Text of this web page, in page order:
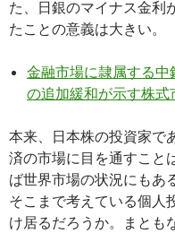
た、日銀のマイナス金利
たことの意義は大きい。
金融市場に隷属する中
の追加緩和が示す株式
本来、日本株の投資家で
済の市場に目を通すこと
ば世界市場の状況にもあ
そこまで考えている個人
け居るだろうか。まとも